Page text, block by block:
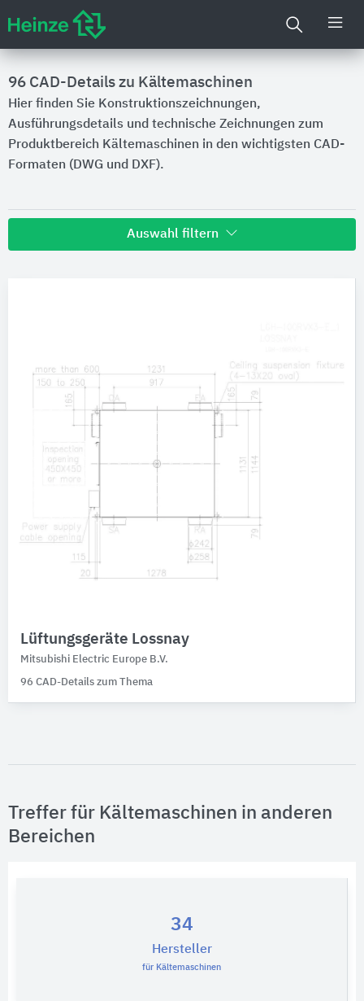
96 CAD-Details zu Kältemaschinen
Hier finden Sie Konstruktionszeichnungen,
Ausführungsdetails und technische Zeichnungen zum
Produktbereich Kältemaschinen in den wichtigsten CAD-
Formaten (DWG und DXF).
Auswahl filtern
Kältemaschinen
Kältemaschinen luftgekühlt
Kältemaschinen wassergekühlt
Technische Bauteile
Bitte auswählen
Lüftungsgeräte Lossnay
Mitsubishi Electric Europe B.V.
96 CAD-Details zum Thema
Treffer für Kältemaschinen in anderen
Bereichen
34
Hersteller
für Kältemaschinen